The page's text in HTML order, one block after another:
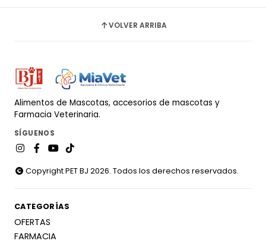
VOLVER ARRIBA
Alimentos de Mascotas, accesorios de mascotas y
Farmacia Veterinaria.
SÍGUENOS
Copyright PET BJ 2026. Todos los derechos reservados.
CATEGORÍAS
OFERTAS
FARMACIA